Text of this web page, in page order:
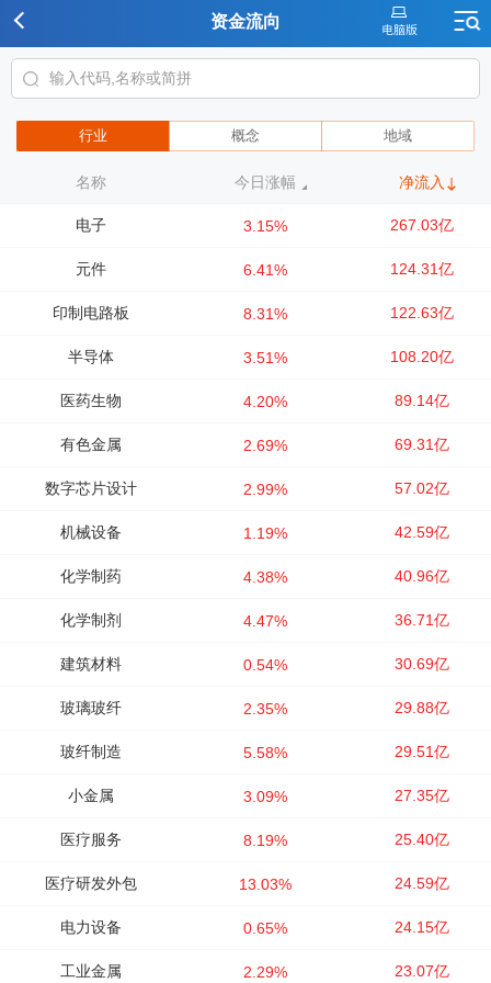
资金流向
行业 概念 地域
名称 今日涨幅 净流入
电子 3.15% 267.03亿
元件 6.41% 124.31亿
印制电路板 8.31% 122.63亿
半导体 3.51% 108.20亿
医药生物 4.20% 89.14亿
有色金属 2.69% 69.31亿
数字芯片设计 2.99% 57.02亿
机械设备 1.19% 42.59亿
化学制药 4.38% 40.96亿
化学制剂 4.47% 36.71亿
建筑材料 0.54% 30.69亿
玻璃玻纤 2.35% 29.88亿
玻纤制造 5.58% 29.51亿
小金属 3.09% 27.35亿
医疗服务 8.19% 25.40亿
医疗研发外包 13.03% 24.59亿
电力设备 0.65% 24.15亿
工业金属 2.29% 23.07亿